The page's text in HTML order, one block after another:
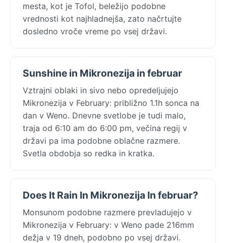
mesta, kot je Tofol, beležijo podobne
vrednosti kot najhladnejša, zato načrtujte
dosledno vroče vreme po vsej državi.
Sunshine in Mikronezija in februar
Vztrajni oblaki in sivo nebo opredeljujejo
Mikronezija v February: približno 1.1h sonca na
dan v Weno. Dnevne svetlobe je tudi malo,
traja od 6:10 am do 6:00 pm, večina regij v
državi pa ima podobne oblačne razmere.
Svetla obdobja so redka in kratka.
Does It Rain In Mikronezija In februar?
Monsunom podobne razmere prevladujejo v
Mikronezija v February: v Weno pade 216mm
dežja v 19 dneh, podobno po vsej državi.